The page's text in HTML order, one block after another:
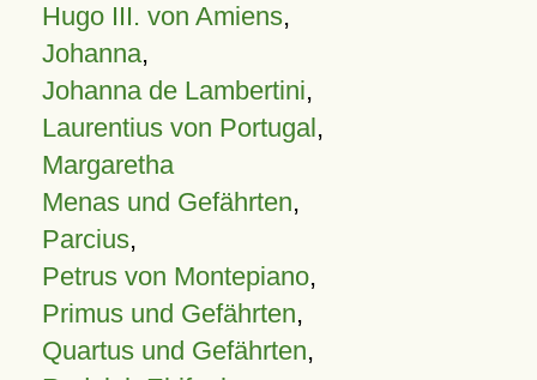
Hugo III. von Amiens,
Johanna,
Johanna de Lambertini,
Laurentius von Portugal,
Margaretha
Menas und Gefährten,
Parcius,
Petrus von Montepiano,
Primus und Gefährten,
Quartus und Gefährten,